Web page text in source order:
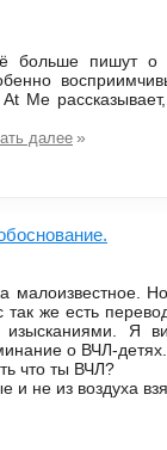
пишут о
Me
далее »
малоизвестное.
же есть
изысканиями. Я
о ВЧЛ-детях.
что ты ВЧЛ?
не из воздуха